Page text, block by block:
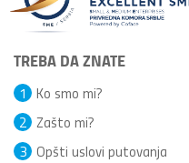
TREBA DA ZNATE
Ko smo mi?
1
Zašto mi?
2
Opšti uslovi putovanja
3